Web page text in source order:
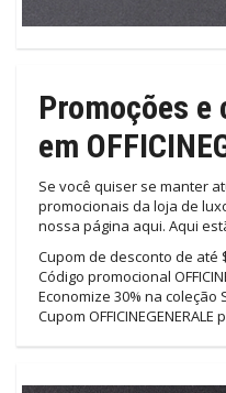
Promoções e
em
Se você quiser se manter
promocionais da loja de luxo
nossa página aqui. Aqui
Cupom de desconto de até $
Código promocional
Economize 30% na coleção
Cupom